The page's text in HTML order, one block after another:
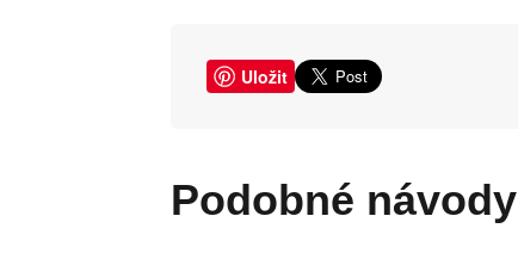
Uložit
Podobné návody